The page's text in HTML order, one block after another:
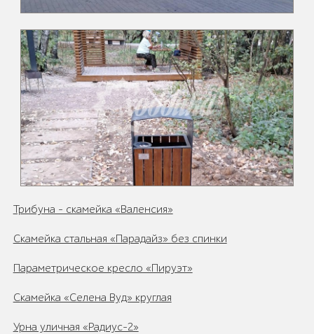
Трибуна - скамейка «Валенсия»
Скамейка стальная «Парадайз» без спинки
Параметрическое кресло «Пируэт»
Скамейка «Селена Вуд» круглая
Урна уличная «Радиус-2»